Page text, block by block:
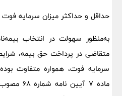
حداقل و حداکثر میزان سرمایه
به‌منظور سهولت در انتخاب
متقاضی در پرداخت حق بیمه،
سرمایه فوت، همواره متفاوت
ماده ۷